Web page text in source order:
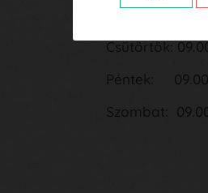
Csütörtök:
Péntek: 09.00
Szombat: